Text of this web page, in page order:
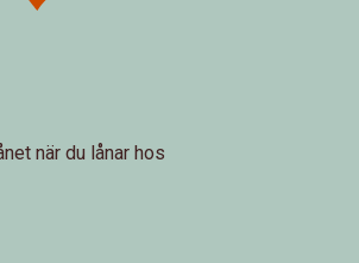
när du lånar hos